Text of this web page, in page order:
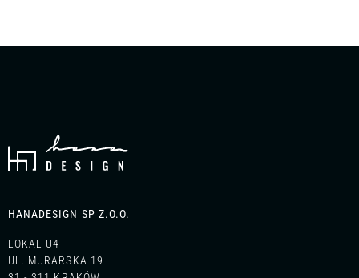
HANADESIGN SP Z.O.O.
LOKAL U4
UL. MURARSKA 19